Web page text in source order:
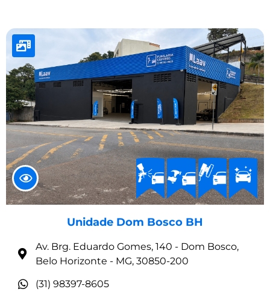
Unidade Dom Bosco BH
Av. Brg. Eduardo Gomes, 140 - Dom Bosco,
Belo Horizonte - MG, 30850-200
(31) 98397-8605